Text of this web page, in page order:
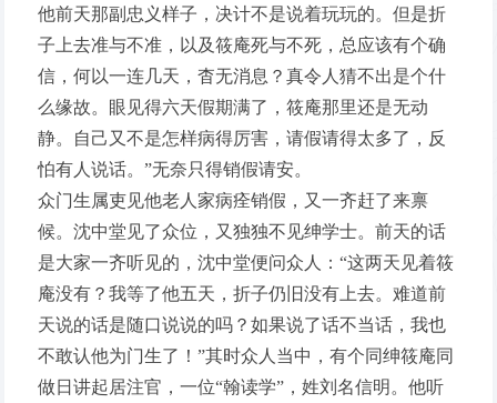
他前天那副忠义样子，决计不是说着玩玩的。但是折
子上去准与不准，以及筱庵死与不死，总应该有个确
信，何以一连几天，杳无消息？真令人猜不出是个什
么缘故。眼见得六天假期满了，筱庵那里还是无动
静。自己又不是怎样病得厉害，请假请得太多了，反
怕有人说话。”无奈只得销假请安。
众门生属吏见他老人家病痊销假，又一齐赶了来禀
候。沈中堂见了众位，又独独不见绅学士。前天的话
是大家一齐听见的，沈中堂便问众人：“这两天见着筱
庵没有？我等了他五天，折子仍旧没有上去。难道前
天说的话是随口说说的吗？如果说了话不当话，我也
不敢认他为门生了！”其时众人当中，有个同绅筱庵同
做日讲起居注官，一位“翰读学”，姓刘名信明。他听